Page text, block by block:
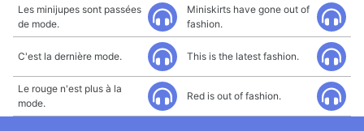
Les minijupes sont passées
de mode.
Miniskirts have gone out of
fashion.
C'est la dernière mode. This is the latest fashion.
Le rouge n'est plus à la
mode.
Red is out of fashion.